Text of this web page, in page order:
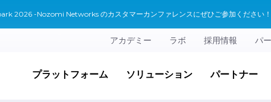
2026 -Nozomi Networks のカスタマーカンファレンスにぜひご参加ください！
アカデミー ラボ 採用情報 パ
プラットフォーム ソリューション パートナー